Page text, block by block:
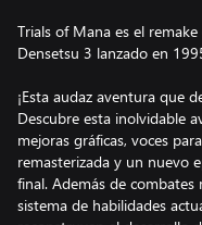
Trials of Mana es el
Densetsu 3 lanzado en
¡Esta audaz aventura que
Descubre esta inolvidable
mejoras gráficas, voces
remasterizada y un nuevo
final. Además de
sistema de habilidades